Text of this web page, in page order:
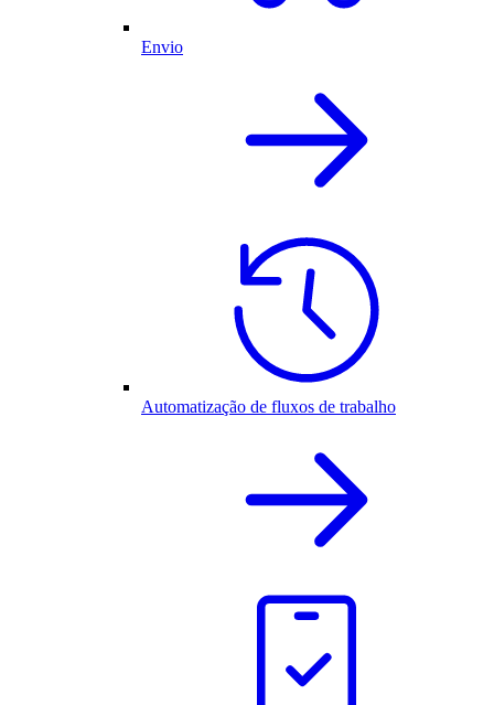
Envio
Automatização de fluxos de trabalho